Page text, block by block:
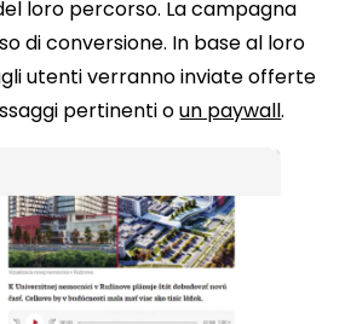
loro percorso. La campagna
di conversione. In base al loro
utenti verranno inviate offerte
pertinenti oun paywall.